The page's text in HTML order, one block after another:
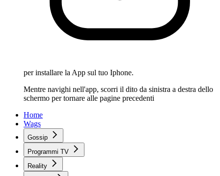
per installare la App sul tuo Iphone.
Mentre navighi nell'app, scorri il dito da sinistra a destra dello
schermo per tornare alle pagine precedenti
Home
Wags
Gossip
Programmi TV
Reality